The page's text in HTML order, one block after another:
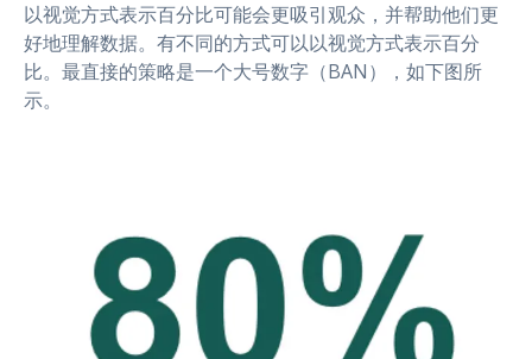
以视觉方式表示百分比可能会更吸引观众，并帮助他们更
好地理解数据。有不同的方式可以以视觉方式表示百分
比。最直接的策略是一个大号数字（BAN），如下图所
示。